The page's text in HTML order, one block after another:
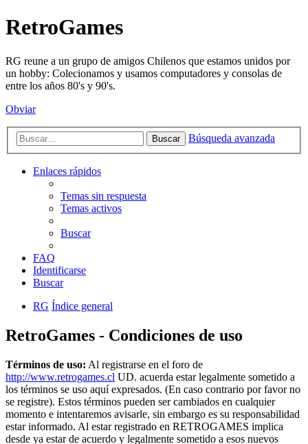
RetroGames
RG reune a un grupo de amigos Chilenos que estamos unidos por
un hobby: Colecionamos y usamos computadores y consolas de
entre los años 80's y 90's.
Obviar
Buscar Búsqueda avanzada
Enlaces rápidos
Temas sin respuesta
Temas activos
Buscar
FAQ
Identificarse
Buscar
RG Índice general
RetroGames - Condiciones de uso
Términos de uso: Al registrarse en el foro de
http://www.retrogames.cl UD. acuerda estar legalmente sometido a
los términos se uso aquí expresados. (En caso contrario por favor no
se registre). Estos términos pueden ser cambiados en cualquier
momento e intentaremos avisarle, sin embargo es su responsabilidad
estar informado. Al estar registrado en RETROGAMES implica
desde ya estar de acuerdo y legalmente sometido a esos nuevos